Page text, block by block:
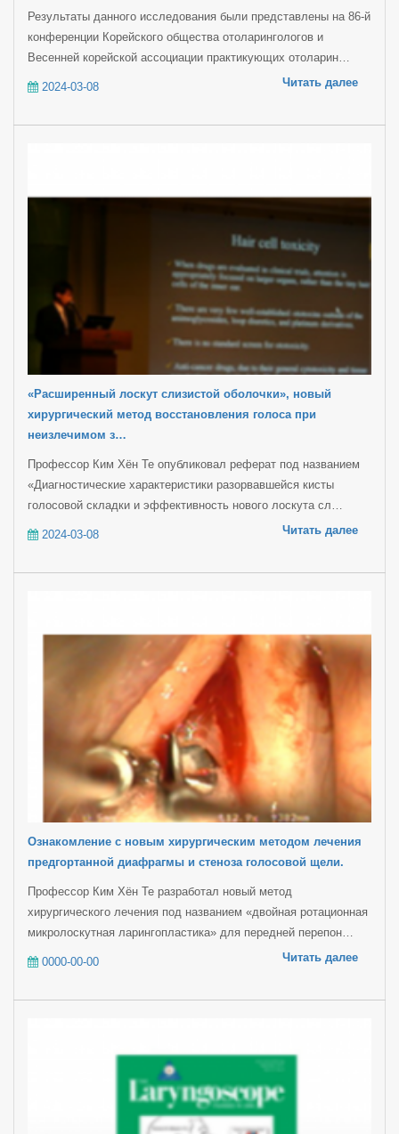
Результаты данного исследования были представлены на 86-й
конференции Корейского общества отоларингологов и
Весенней корейской ассоциации практикующих отоларин…
2024-03-08 Читать далее
«Расширенный лоскут слизистой оболочки», новый
хирургический метод восстановления голоса при
неизлечимом з…
Профессор Ким Хён Те опубликовал реферат под названием
«Диагностические характеристики разорвавшейся кисты
голосовой складки и эффективность нового лоскута сл…
2024-03-08 Читать далее
Ознакомление с новым хирургическим методом лечения
предгортанной диафрагмы и стеноза голосовой щели.
Профессор Ким Хён Те разработал новый метод
хирургического лечения под названием «двойная ротационная
микролоскутная ларингопластика» для передней перепон…
0000-00-00 Читать далее